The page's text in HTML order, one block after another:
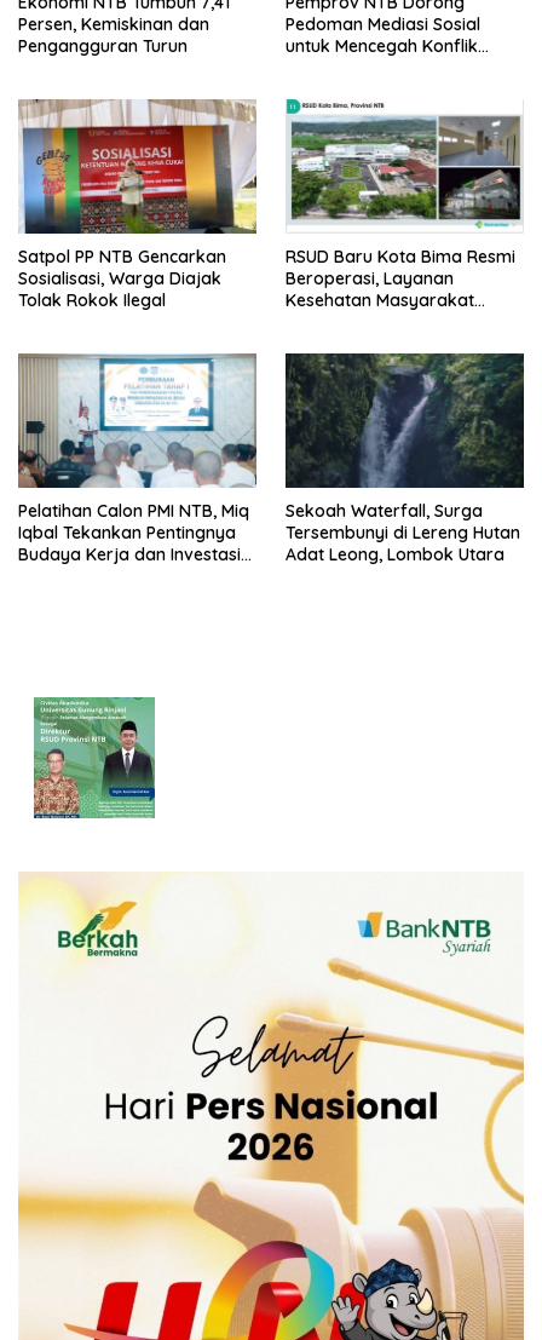
Persen, Kemiskinan dan
Pengangguran Turun
Pedoman Mediasi Sosial
untuk Mencegah Konflik
Satpol PP NTB Gencarkan
Sosialisasi, Warga Diajak
Tolak Rokok Ilegal
RSUD Baru Kota Bima Resmi
Beroperasi, Layanan
Kesehatan Masyarakat
Pelatihan Calon PMI NTB, Miq
Iqbal Tekankan Pentingnya
Budaya Kerja dan Investasi
Sekoah Waterfall, Surga
Tersembunyi di Lereng Hutan
Adat Leong, Lombok Utara